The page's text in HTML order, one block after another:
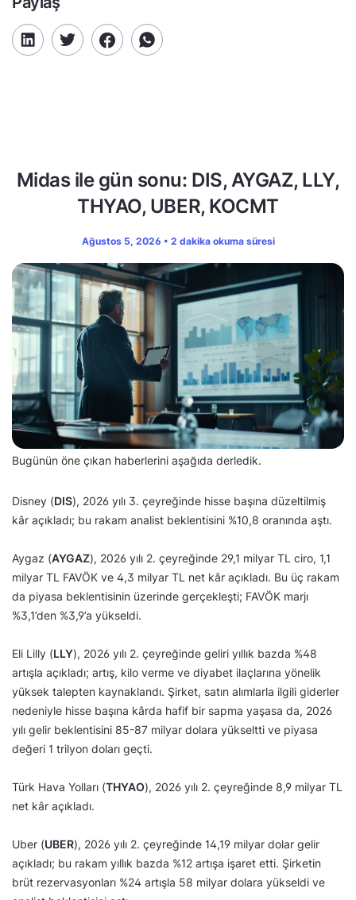
Midas ile gün sonu: DIS, AYGAZ, LLY,
THYAO, UBER, KOCMT
Ağustos 5, 2026 • 2 dakika okuma süresi
Bugünün öne çıkan haberlerini aşağıda derledik.
Disney (DIS), 2026 yılı 3. çeyreğinde hisse başına düzeltilmiş
kâr açıkladı; bu rakam analist beklentisini %10,8 oranında aştı.
Aygaz (AYGAZ), 2026 yılı 2. çeyreğinde 29,1 milyar TL ciro, 1,1
milyar TL FAVÖK ve 4,3 milyar TL net kâr açıkladı. Bu üç rakam
da piyasa beklentisinin üzerinde gerçekleşti; FAVÖK marjı
%3,1’den %3,9’a yükseldi.
Eli Lilly (LLY), 2026 yılı 2. çeyreğinde geliri yıllık bazda %48
artışla açıkladı; artış, kilo verme ve diyabet ilaçlarına yönelik
yüksek talepten kaynaklandı. Şirket, satın alımlarla ilgili giderler
nedeniyle hisse başına kârda hafif bir sapma yaşasa da, 2026
yılı gelir beklentisini 85-87 milyar dolara yükseltti ve piyasa
değeri 1 trilyon doları geçti.
Türk Hava Yolları (THYAO), 2026 yılı 2. çeyreğinde 8,9 milyar TL
net kâr açıkladı.
Uber (UBER), 2026 yılı 2. çeyreğinde 14,19 milyar dolar gelir
açıkladı; bu rakam yıllık bazda %12 artışa işaret etti. Şirketin
brüt rezervasyonları %24 artışla 58 milyar dolara yükseldi ve